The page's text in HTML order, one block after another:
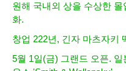
원해 국내외 상을 수상한
화.
창업 222년, 긴자 마츠자키
5월 1일(금) 그랜드 오픈.